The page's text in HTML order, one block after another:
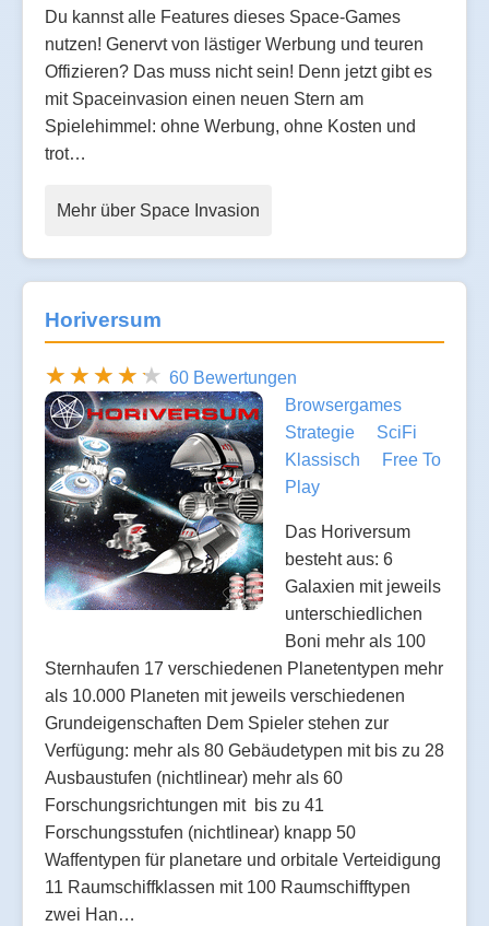
Du kannst alle Features dieses Space-Games
nutzen! Genervt von lästiger Werbung und teuren
Offizieren? Das muss nicht sein! Denn jetzt gibt es
mit Spaceinvasion einen neuen Stern am
Spielehimmel: ohne Werbung, ohne Kosten und
trot…
Mehr über Space Invasion
Horiversum
60 Bewertungen
Browsergames
Strategie
SciFi
Klassisch
Free To
Play
Das Horiversum
besteht aus: 6
Galaxien mit jeweils
unterschiedlichen
Boni mehr als 100
Sternhaufen 17 verschiedenen Planetentypen mehr
als 10.000 Planeten mit jeweils verschiedenen
Grundeigenschaften Dem Spieler stehen zur
Verfügung: mehr als 80 Gebäudetypen mit bis zu 28
Ausbaustufen (nichtlinear) mehr als 60
Forschungsrichtungen mit bis zu 41
Forschungsstufen (nichtlinear) knapp 50
Waffentypen für planetare und orbitale Verteidigung
11 Raumschiffklassen mit 100 Raumschifftypen
zwei Han…